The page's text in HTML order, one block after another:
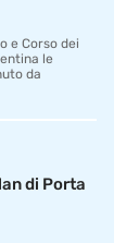
e Corso dei
le
da
di Porta